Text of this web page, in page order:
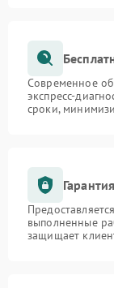
Современное
экспресс-
сроки,
выполненные
защищает